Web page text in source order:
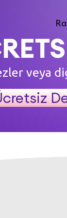
veya